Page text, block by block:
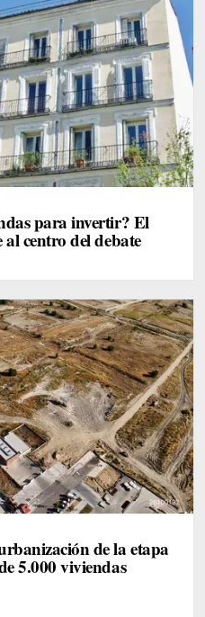
para invertir? El
centro del debate
de la etapa
5.000 viviendas